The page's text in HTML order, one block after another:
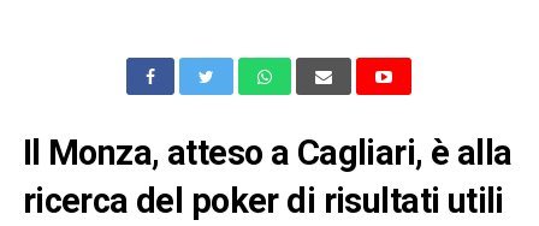
Il Monza, atteso a Cagliari, è alla
ricerca del poker di risultati utili